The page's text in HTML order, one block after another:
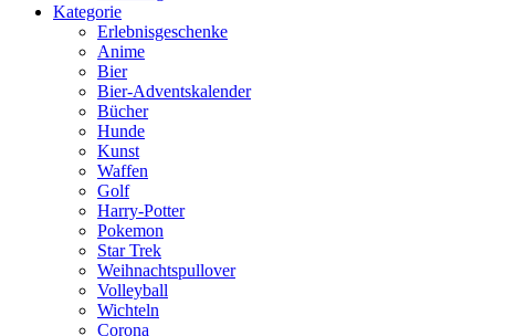
Kategorie
Erlebnisgeschenke
Anime
Bier
Bier-Adventskalender
Bücher
Hunde
Kunst
Waffen
Golf
Harry-Potter
Pokemon
Star Trek
Weihnachtspullover
Volleyball
Wichteln
Corona